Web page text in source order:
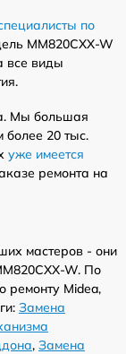
по
MM820CXX-W
все виды
Мы большая
более 20 тыс.
уже имеется
ремонта на
мастеров - они
W. По
ремонту Midea,
Замена
, Замена